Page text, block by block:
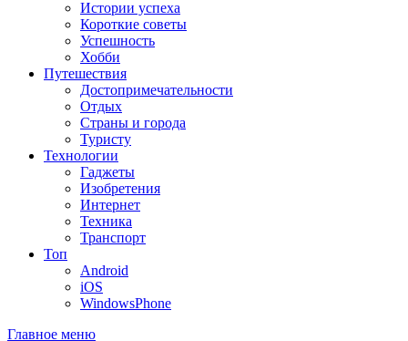
Истории успеха
Короткие советы
Успешность
Хобби
Путешествия
Достопримечательности
Отдых
Страны и города
Туристу
Технологии
Гаджеты
Изобретения
Интернет
Техника
Транспорт
Топ
Android
iOS
WindowsPhone
Главное меню